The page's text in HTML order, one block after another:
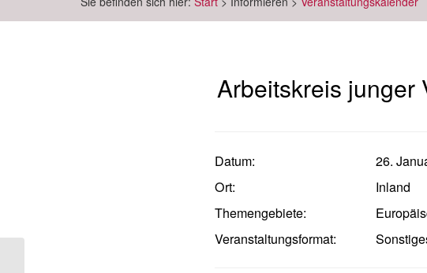
Arbeitskreis junger
Datum:
26.
Ort:
Inland
Themengebiete:
Veranstaltungsformat: